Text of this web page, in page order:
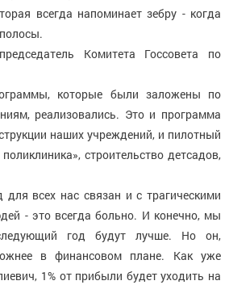
всегда напоминает зебру - когда
Комитета Госсовета по
которые были заложены по
реализовались. Это и программа
наших учреждений, и пилотный
строительство детсадов,
всех нас связан и с трагическими
- это всегда больно. И конечно, мы
год будут лучше. Но он,
в финансовом плане. Как уже
1% от прибыли будет уходить на